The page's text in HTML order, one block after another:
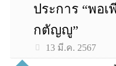
ประการ “พอ
กตัญญู”
13 มี.ค. 2567